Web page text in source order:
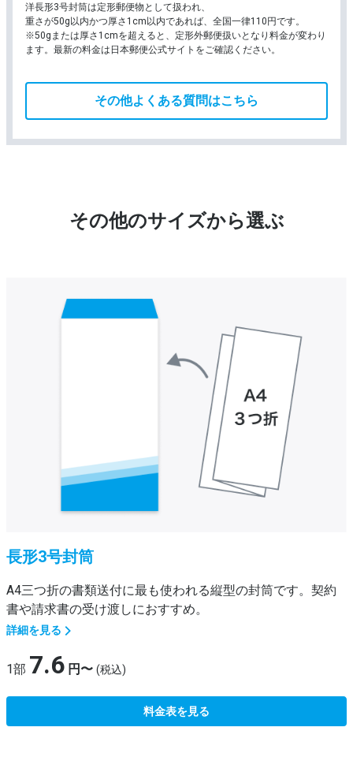
洋長形3号封筒は定形郵便物として扱われ、
重さが50g以内かつ厚さ1cm以内であれば、全国一律110円です。
※50gまたは厚さ1cmを超えると、定形外郵便扱いとなり料金が変わり
ます。最新の料金は日本郵便公式サイトをご確認ください。
その他よくある質問はこちら
その他のサイズから選ぶ
長形3号封筒
A4三つ折の書類送付に最も使われる縦型の封筒です。契約
書や請求書の受け渡しにおすすめ。
詳細を見る
1部 7.6 円〜 (税込)
料金表を見る